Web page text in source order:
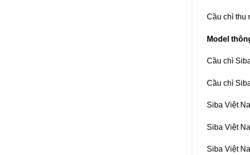
Cầu chì thu
Model
Cầu chì
Cầu chì
Siba Việt
Siba Việt
Siba Việt